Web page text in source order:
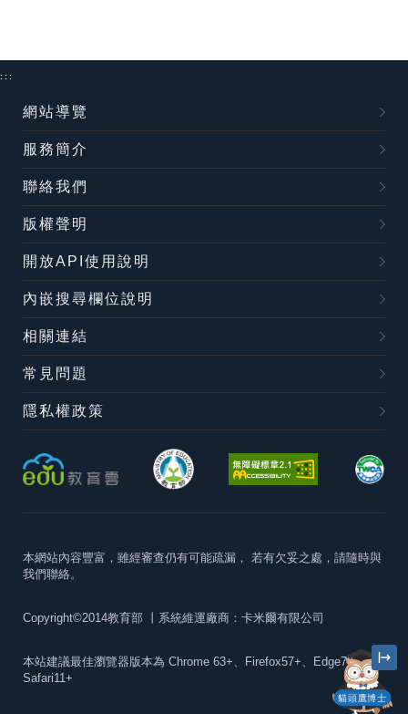
貓頭鷹博士
:::
網站導覽
服務簡介
聯絡我們
版權聲明
開放API使用說明
內嵌搜尋欄位說明
相關連結
常見問題
隱私權政策
本網站內容豐富，雖經審查仍有可能疏漏， 若有欠妥之處，請隨時與
我們聯絡。
Copyright©2014教育部 丨系統維運廠商：卡米爾有限公司
本站建議最佳瀏覽器版本為 Chrome 63+、Firefox57+、Edge79+及
Safari11+